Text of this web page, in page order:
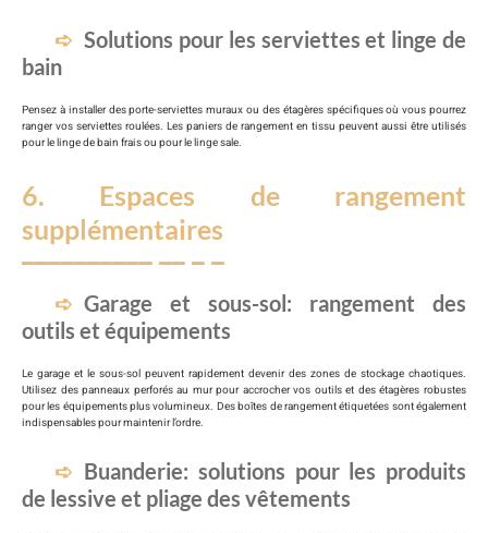
Solutions pour les serviettes et linge de
bain
Pensez à installer des porte-serviettes muraux ou des étagères spécifiques où vous pourrez
ranger vos serviettes roulées. Les paniers de rangement en tissu peuvent aussi être utilisés
pour le linge de bain frais ou pour le linge sale.
6. Espaces de rangement
supplémentaires
Garage et sous-sol: rangement des
outils et équipements
Le garage et le sous-sol peuvent rapidement devenir des zones de stockage chaotiques.
Utilisez des panneaux perforés au mur pour accrocher vos outils et des étagères robustes
pour les équipements plus volumineux. Des boîtes de rangement étiquetées sont également
indispensables pour maintenir l’ordre.
Buanderie: solutions pour les produits
de lessive et pliage des vêtements